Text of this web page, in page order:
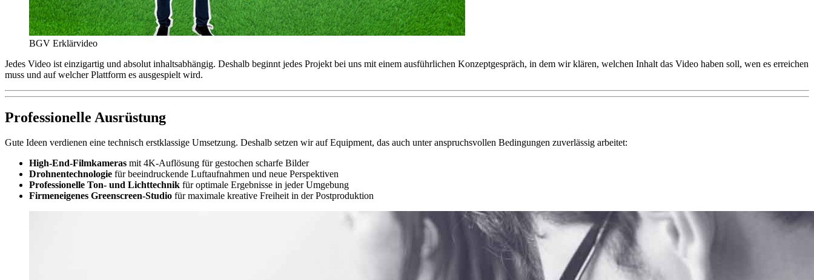
BGV Erklärvideo
Jedes Video ist einzigartig und absolut inhaltsabhängig. Deshalb beginnt jedes Projekt bei uns mit einem ausführlichen Konzeptgespräch, in dem wir klären, welchen Inhalt das Video haben soll, wen es erreichen
muss und auf welcher Plattform es ausgespielt wird.
Professionelle Ausrüstung
Gute Ideen verdienen eine technisch erstklassige Umsetzung. Deshalb setzen wir auf Equipment, das auch unter anspruchsvollen Bedingungen zuverlässig arbeitet:
High-End-Filmkameras mit 4K-Auflösung für gestochen scharfe Bilder
Drohnentechnologie für beeindruckende Luftaufnahmen und neue Perspektiven
Professionelle Ton- und Lichttechnik für optimale Ergebnisse in jeder Umgebung
Firmeneigenes Greenscreen-Studio für maximale kreative Freiheit in der Postproduktion